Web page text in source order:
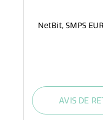
NetBit, SMPS
AVIS DE